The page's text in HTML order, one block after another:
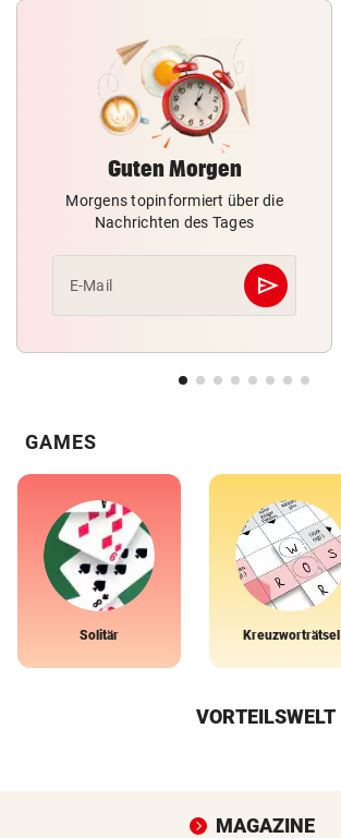
Guten Morgen
Morgens topinformiert über die
Nachrichten des Tages
E-Mail send
Abschicken
GAMES
Solitär Kreuzworträtsel
VORTEILSWELT
MAGAZINE